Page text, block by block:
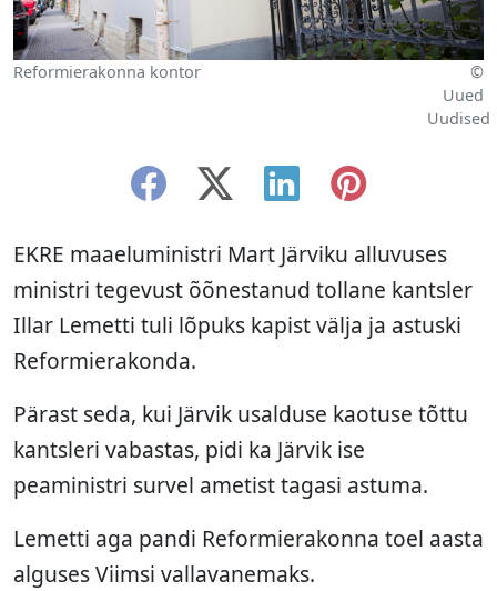
Reformierakonna kontor
©
Uued
Uudised
EKRE maaeluministri Mart Järviku alluvuses
ministri tegevust õõnestanud tollane kantsler
Illar Lemetti tuli lõpuks kapist välja ja astuski
Reformierakonda.
Pärast seda, kui Järvik usalduse kaotuse tõttu
kantsleri vabastas, pidi ka Järvik ise
peaministri survel ametist tagasi astuma.
Lemetti aga pandi Reformierakonna toel aasta
alguses Viimsi vallavanemaks.